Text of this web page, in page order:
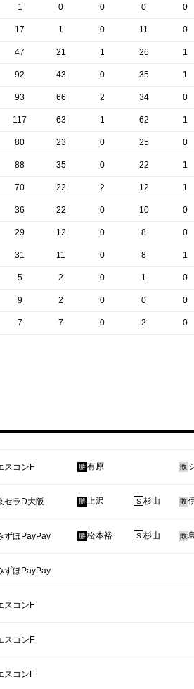
1 0 0 0 0
17 1 0 11 0
47 21 1 26 1
92 43 0 35 1
93 66 2 34 0
117 63 1 62 1
80 23 0 25 0
88 35 0 22 1
70 22 2 12 1
36 22 0 10 0
29 12 0 8 0
31 11 0 8 1
5 2 0 1 0
9 2 0 0 0
7 7 0 2 0
スコンF 勝有原 敗
セラD大阪 勝上沢 S 杉山 敗
ずほPayPay 勝松本裕 S 杉山 敗
ずほPayPay
スコンF
スコンF
スコンF